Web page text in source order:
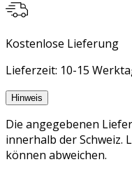
Kostenlose Lieferung
Lieferzeit: 10-15
Hinweis
Die angegebenen
innerhalb der Schweiz.
können abweichen.